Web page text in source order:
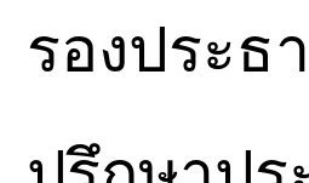
รองประธ